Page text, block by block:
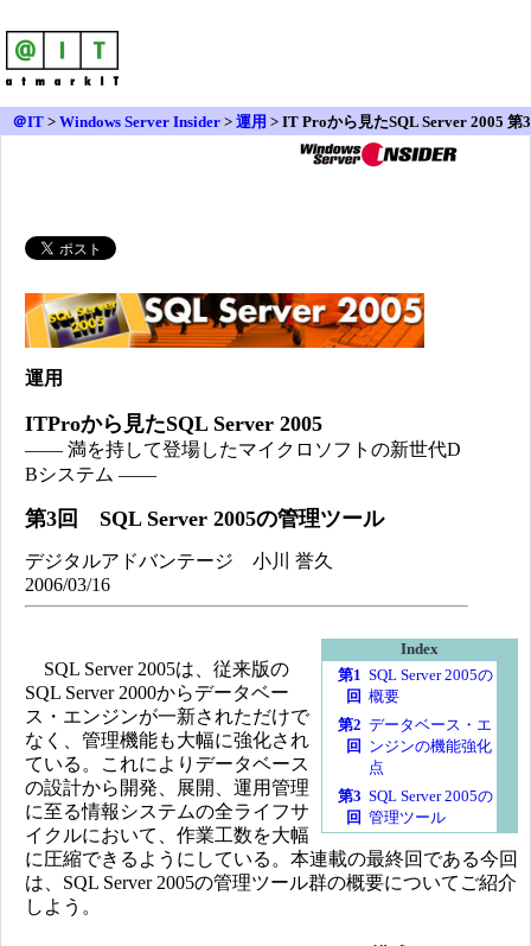
＠IT > Windows Server Insider > 運用 > IT Proから見たSQL Server 2005 第3
運用
ITProから見たSQL Server 2005
―― 満を持して登場したマイクロソフトの新世代D
Bシステム ――
第3回 SQL Server 2005の管理ツール
デジタルアドバンテージ 小川 誉久
2006/03/16
Index
第1
回
SQL Server 2005の
概要
第2
回
データベース・エ
ンジンの機能強化
点
第3
回
SQL Server 2005の
管理ツール
SQL Server 2005は、従来版の
SQL Server 2000からデータベー
ス・エンジンが一新されただけで
なく、管理機能も大幅に強化され
ている。これによりデータベース
の設計から開発、展開、運用管理
に至る情報システムの全ライフサ
イクルにおいて、作業工数を大幅
に圧縮できるようにしている。本連載の最終回である今回
は、SQL Server 2005の管理ツール群の概要についてご紹介
しよう。